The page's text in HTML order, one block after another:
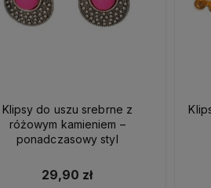
Klipsy do uszu srebrne z
różowym kamieniem –
ponadczasowy styl
29,90 zł